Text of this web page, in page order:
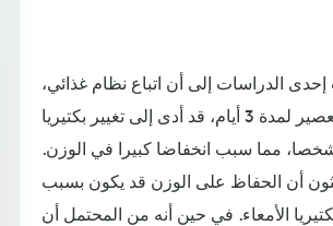
الدراسات إلى أن اتباع نظام غذائي،
يعتمد على العصير لمدة 3 أيام، قد أدى إلى تغيير بكتيريا
لدى 20 شخصا، مما سبب انخفاضا كبيرا في الوزن.
أن الحفاظ على الوزن قد يكون بسبب
الأمعاء. في حين أنه من المحتمل أن